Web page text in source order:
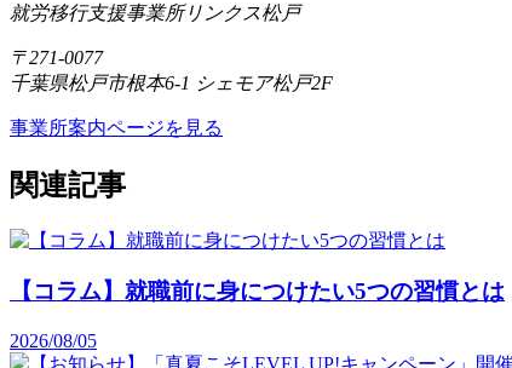
就労移行支援事業所リンクス松戸
〒271-0077
千葉県松戸市根本6-1 シェモア松戸2F
事業所案内ページを見る
関連記事
【コラム】就職前に身につけたい5つの習慣とは
2026/08/05